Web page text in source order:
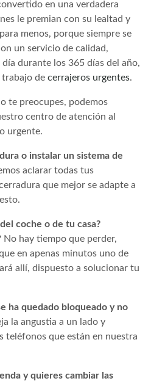
en una verdadera
le premian con su lealtad y
menos, porque siempre se
un servicio de calidad,
durante los 365 días del año,
de cerrajeros urgentes.
te preocupes, podemos
centro de atención al
urgente.
o instalar un sistema de
aclarar todas tus
que mejor se adapte a
coche o de tu casa?
hay tiempo que perder,
en apenas minutos uno de
allí, dispuesto a solucionar tu
ha quedado bloqueado y no
la angustia a un lado y
teléfonos que están en nuestra
y quieres cambiar las